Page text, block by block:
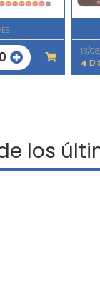
0
13/
4
los